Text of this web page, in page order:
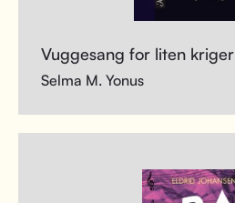
Vuggesang for liten kriger
Selma M. Yonus